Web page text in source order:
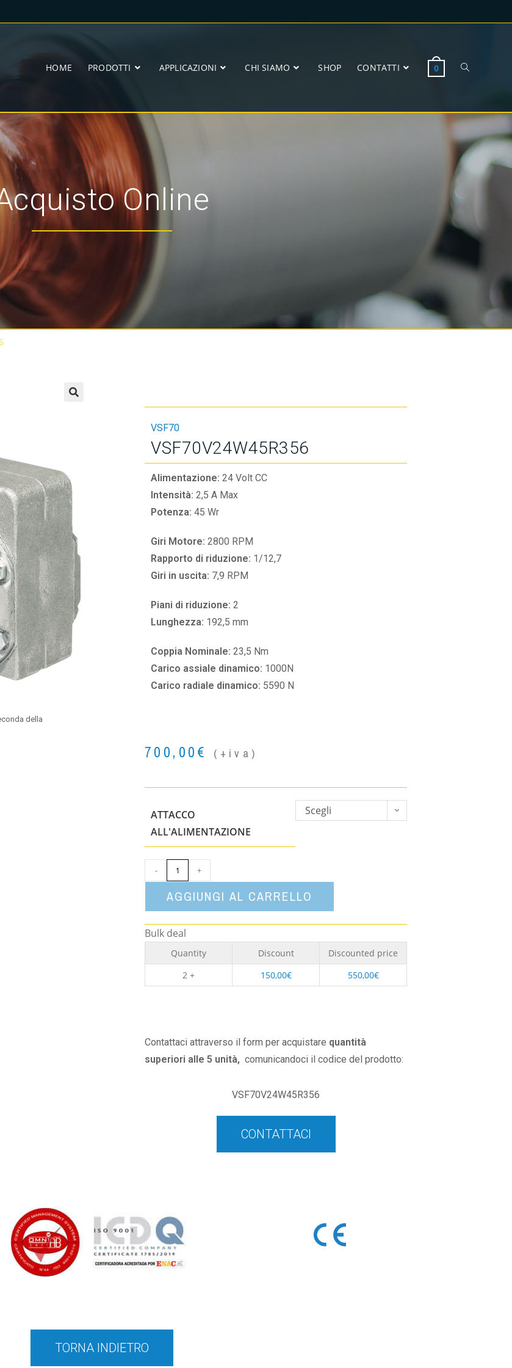
HOME PRODOTTI APPLICAZIONI CHI SIAMO SHOP CONTATTI 0
Online
della
VSF70
VSF70V24W45R356
Alimentazione: 24 Volt CC
Intensità: 2,5 A Max
Potenza: 45 Wr
Giri Motore: 2800 RPM
Rapporto di riduzione: 1/12,7
Giri in uscita: 7,9 RPM
Piani di riduzione: 2
Lunghezza: 192,5 mm
Coppia Nominale: 23,5 Nm
Carico assiale dinamico: 1000N
Carico radiale dinamico: 5590 N
700,00€ (+iva)
ATTACCO
ALL'ALIMENTAZIONE
Scegli
- +
AGGIUNGI AL CARRELLO
Bulk deal
Quantity Discount
Discounted price
2 +
150,00€ 550,00€
Contattaci attraverso il form per acquistare quantità
superiori alle 5 unità, comunicandoci il codice del prodotto:
VSF70V24W45R356
CONTATTACI
TORNA INDIETRO